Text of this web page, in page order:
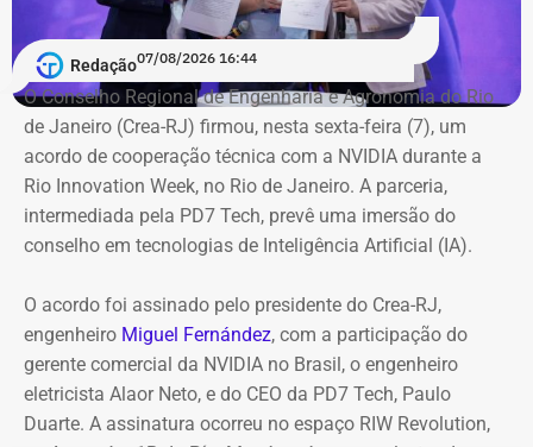
artista, como “Anunciação”, “La Belle de Jour” e
“Tropicana”. A temporada regular segue até 16 de agosto.
Jogo do Brasileirão Feminino adiado
O jogo entre Fluminense e Botafogo que aconteceria a
partir das 21h30 desta sexta (07), no Estádio Nilton
Santos, válido pelo Brasileirão Feminino, também foi
Futebol (CBF). “por conta dos alertas da Defesa Civil de
fortes ventos no Rio de Janeiro”, o clássico teve a
mudança de data para segunda (10) às 18 horas.
Redação07/08/2026 16:44
O Conselho Regional de Engenharia e Agronomia do Rio
de Janeiro (Crea-RJ) firmou, nesta sexta-feira (7), um
acordo de cooperação técnica com a NVIDIA durante a
Rio Innovation Week, no Rio de Janeiro. A parceria,
intermediada pela PD7 Tech, prevê uma imersão do
conselho em tecnologias de Inteligência Artificial (IA).
O acordo foi assinado pelo presidente do Crea-RJ,
engenheiro Miguel Fernández, com a participação do
gerente comercial da NVIDIA no Brasil, o engenheiro
eletricista Alaor Neto, e do CEO da PD7 Tech, Paulo
Duarte. A assinatura ocorreu no espaço RIW Revolution,